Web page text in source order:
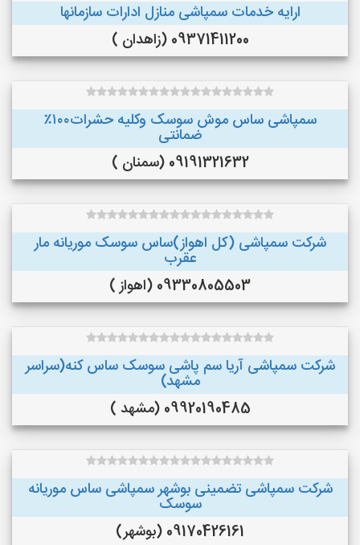
ارایه خدمات سمپاشی منازل ادارات سازمانها
09371411200 (زاهدان )
سمپاشی ساس موش سوسک وکلیه حشرات۱۰۰٪
ضمانتی
09191321632 (سمنان )
شرکت سمپاشی (کل اهواز)ساس سوسک موریانه مار
عقرب
09330805503 (اهواز )
شرکت سمپاشی آریا سم پاشی سوسک ساس کنه(سراسر
مشهد)
09920190485 (مشهد )
شرکت سمپاشی تضمینی بوشهر سمپاشی ساس موریانه
سوسک
09170426161 (بوشهر)